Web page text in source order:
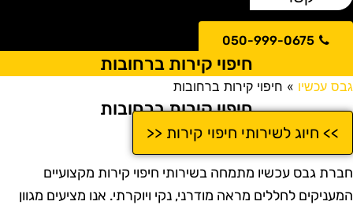
050-999-0675
חיפוי קירות ברחובות
עכשיו» חיפוי קירות ברחובות
חיפוי קירות ברחובות
>> חיוג לשירותי חיפוי קירות <<
גבס עכשיו מתמחה בשירותי חיפוי קירות מקצועיים
לחללים מראה מודרני, נקי ויוקרתי. אנו מציעים מגוון